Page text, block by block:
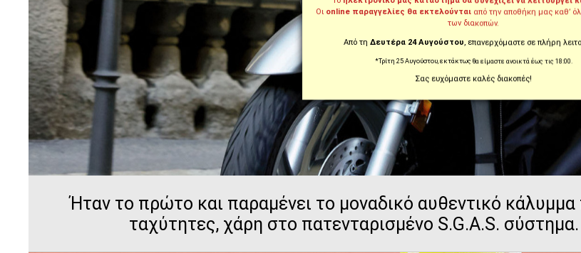
Ήταν το πρώτο και παραμένει το μοναδικό αυθεντικό
ταχύτητες, χάρη στο πατενταρισμένο S.G.A.S.
Οι online παραγγελίες θα εκτελούνται από την αποθήκη μας καθ’
των διακοπών.
Από τη Δευτέρα 24 Αυγούστου, επανερχόμαστε σε πλήρη
*Τρίτη 25 Αυγούστου, εκτάκτως θα είμαστε ανοικτά έως τις 18:00.
Σας ευχόμαστε καλές διακοπές!